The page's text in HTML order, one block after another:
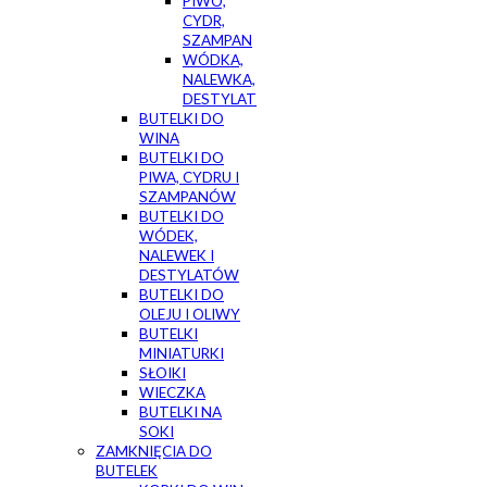
CYDR,
SZAMPAN
WÓDKA,
NALEWKA,
DESTYLAT
BUTELKI DO
WINA
BUTELKI DO
PIWA, CYDRU I
SZAMPANÓW
BUTELKI DO
WÓDEK,
NALEWEK I
DESTYLATÓW
BUTELKI DO
OLEJU I OLIWY
BUTELKI
MINIATURKI
SŁOIKI
WIECZKA
BUTELKI NA
SOKI
ZAMKNIĘCIA DO
BUTELEK